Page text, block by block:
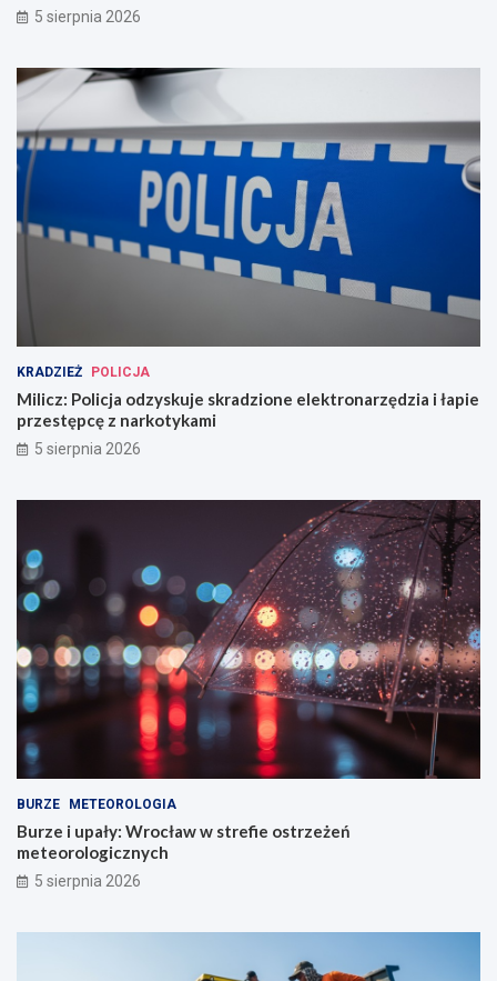
5 sierpnia 2026
KRADZIEŻ POLICJA
Milicz: Policja odzyskuje skradzione elektronarzędzia i łapie
przestępcę z narkotykami
5 sierpnia 2026
BURZE METEOROLOGIA
Burze i upały: Wrocław w strefie ostrzeżeń
meteorologicznych
5 sierpnia 2026